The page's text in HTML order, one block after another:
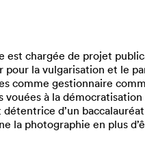
est chargée de projet
la vulgarisation et le
comme gestionnaire
vouées à la
d’un
la photographie en plus